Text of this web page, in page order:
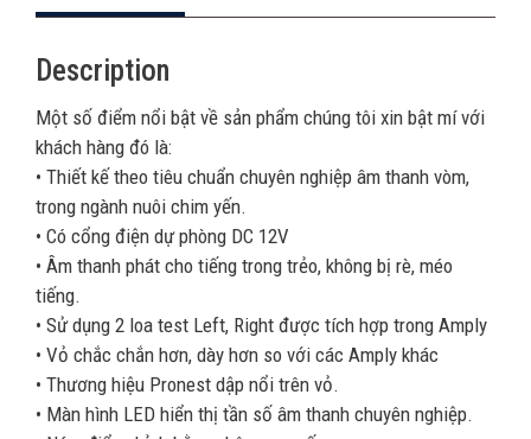
Description
Một số điểm nổi bật về sản phẩm chúng tôi xin bật mí với
khách hàng đó là:
• Thiết kế theo tiêu chuẩn chuyên nghiệp âm thanh vòm,
trong ngành nuôi chim yến.
• Có cổng điện dự phòng DC 12V
• Âm thanh phát cho tiếng trong trẻo, không bị rè, méo
tiếng.
• Sử dụng 2 loa test Left, Right được tích hợp trong Amply
• Vỏ chắc chắn hơn, dày hơn so với các Amply khác
• Thương hiệu Pronest dập nổi trên vỏ.
• Màn hình LED hiển thị tần số âm thanh chuyên nghiệp.